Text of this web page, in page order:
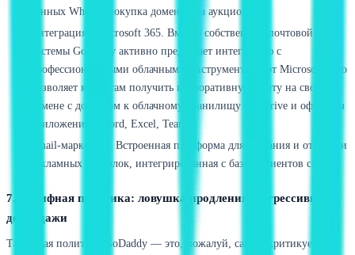
данных Whois), покупка доменов на аукционах.
Интеграция с Microsoft 365. Вместо собственной почтовой
системы GoDaddy активно предлагает интеграцию с
профессиональными облачными инструментами от Microsoft. Это
позволяет клиентам получить корпоративную почту на своем
домене с доступом к облачному хранилищу OneDrive и офисным
приложениям Word, Excel, Teams.
Email-маркетинг. Встроенная платформа для создания и отправки
рекламных рассылок, интегрированная с базой клиентов сайта.
7. Тарифная политика: ловушка продления и агрессивные
допродажи
Тарифная политика GoDaddy — это, пожалуй, самый критикуемый